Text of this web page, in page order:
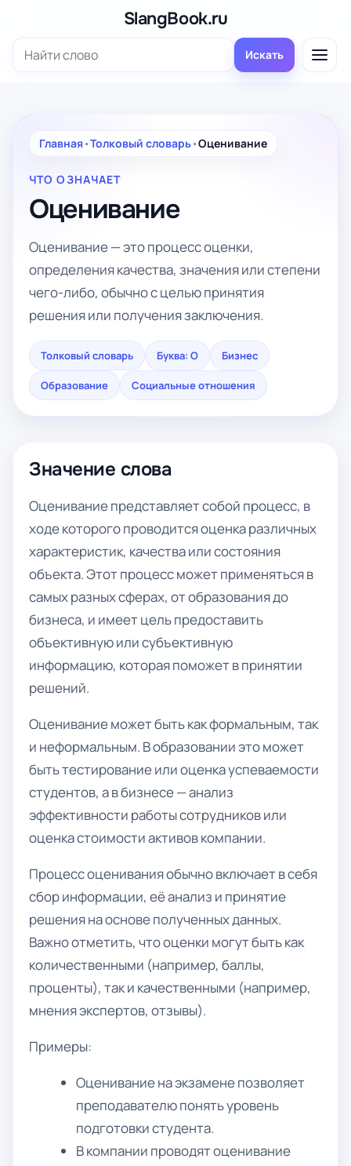
содержимому
SlangBook.ru
Поиск: Искать
Главная•Толковый словарь•Оценивание
ЧТО ОЗНАЧАЕТ
Оценивание
Оценивание — это процесс оценки,
определения качества, значения или степени
чего-либо, обычно с целью принятия
решения или получения заключения.
Толковый словарь Буква: О Бизнес
Образование Социальные отношения
Значение слова
Оценивание представляет собой процесс, в
ходе которого проводится оценка различных
характеристик, качества или состояния
объекта. Этот процесс может применяться в
самых разных сферах, от образования до
бизнеса, и имеет цель предоставить
объективную или субъективную
информацию, которая поможет в принятии
решений.
Оценивание может быть как формальным, так
и неформальным. В образовании это может
быть тестирование или оценка успеваемости
студентов, а в бизнесе — анализ
эффективности работы сотрудников или
оценка стоимости активов компании.
Процесс оценивания обычно включает в себя
сбор информации, её анализ и принятие
решения на основе полученных данных.
Важно отметить, что оценки могут быть как
количественными (например, баллы,
проценты), так и качественными (например,
мнения экспертов, отзывы).
Примеры:
Оценивание на экзамене позволяет
преподавателю понять уровень
подготовки студента.
В компании проводят оценивание